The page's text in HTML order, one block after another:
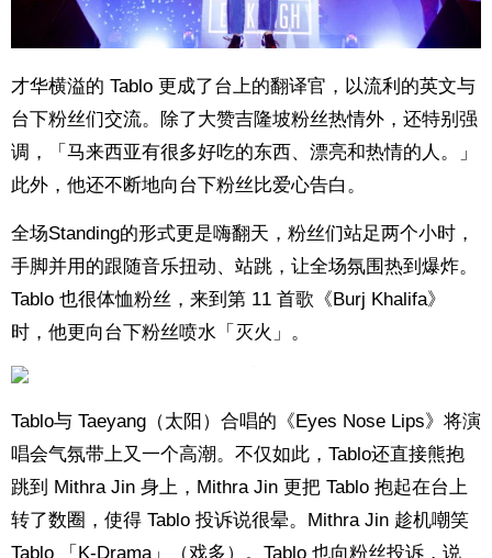
才华横溢的 Tablo 更成了台上的翻译官，以流利的英文与
台下粉丝们交流。除了大赞吉隆坡粉丝热情外，还特别强
调，「马来西亚有很多好吃的东西、漂亮和热情的人。」
此外，他还不断地向台下粉丝比爱心告白。
全场Standing的形式更是嗨翻天，粉丝们站足两个小时，
手脚并用的跟随音乐扭动、站跳，让全场氛围热到爆炸。
Tablo 也很体恤粉丝，来到第 11 首歌《Burj Khalifa》
时，他更向台下粉丝喷水「灭火」。
Tablo与 Taeyang（太阳）合唱的《Eyes Nose Lips》将演
唱会气氛带上又一个高潮。不仅如此，Tablo还直接熊抱
跳到 Mithra Jin 身上，Mithra Jin 更把 Tablo 抱起在台上
转了数圈，使得 Tablo 投诉说很晕。Mithra Jin 趁机嘲笑
Tablo 「K-Drama」（戏多）。Tablo 也向粉丝投诉，说